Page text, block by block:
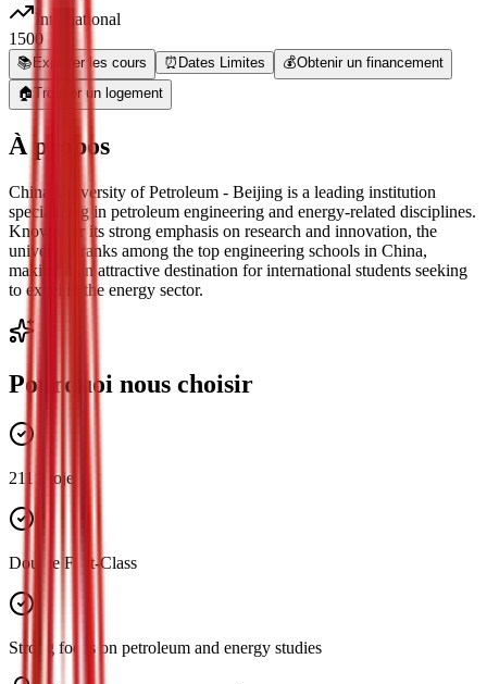
International
1500
📚 Explorer les cours ⏰ Dates Limites 💰Obtenir un financement
🏠Trouver un logement
À propos
China University of Petroleum - Beijing is a leading institution
specializing in petroleum engineering and energy-related disciplines.
Known for its strong emphasis on research and innovation, the
university ranks among the top engineering schools in China,
making it an attractive destination for international students seeking
to excel in the energy sector.
Pourquoi nous choisir
211 Project
Double First-Class
Strong focus on petroleum and energy studies